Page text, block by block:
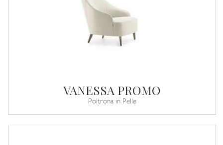
VANESSA PROMO
Poltrona in Pelle